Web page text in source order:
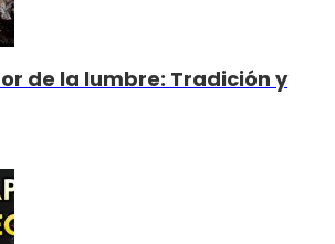
de la lumbre: Tradición y